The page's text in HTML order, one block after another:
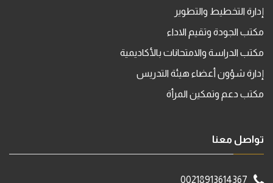
إدارة التخطيط والتطوير
مكتب الجودة وتقيم الاداء
مكتب الدراسة والامتحانات بالأكاديمية
إدارة شؤون أعضاء هيئة التدريس
مكتب دعم وتمكين المرأة
تواصل معنا
00218913614367